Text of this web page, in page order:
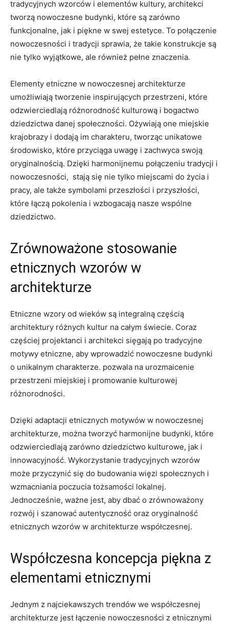
tradycyjnych⁣ wzorców i elementów kultury, ​architekci
⁣tworzą nowoczesne budynki, które są‍ zarówno
funkcjonalne, jak i piękne w swej estetyce. To połączenie
nowoczesności i tradycji sprawia, że takie konstrukcje są
nie‍ tylko wyjątkowe, ‌ale również pełne znaczenia.
Elementy etniczne w nowoczesnej architekturze
umożliwiają tworzenie inspirujących przestrzeni, które
odzwierciedlają różnorodność kulturową i bogactwo
dziedzictwa danej społeczności. Ożywiają one miejskie
krajobrazy i dodają im charakteru, tworząc unikatowe
środowisko, które przyciąga uwagę i zachwyca swoją
oryginalnością. Dzięki harmonijnemu połączeniu tradycji i
nowoczesności, ‌ stają się nie tylko miejscami do życia i
pracy,⁢ ale także symbolami przeszłości i przyszłości,
które łączą pokolenia i wzbogacają nasze⁢ wspólne
dziedzictwo.
Zrównoważone stosowanie
etnicznych wzorów w
⁢architekturze
Etniczne wzory od wieków ‍są​ integralną częścią‌
architektury różnych kultur na całym świecie. Coraz
częściej projektanci i architekci sięgają po‌ tradycyjne
motywy etniczne, aby wprowadzić nowoczesne budynki
o unikalnym charakterze.⁤ ⁤pozwala na urozmaicenie
przestrzeni ⁢miejskiej i promowanie kulturowej
różnorodności.
Dzięki adaptacji etnicznych ⁢motywów w nowoczesnej
architekturze, można tworzyć harmonijne ​budynki, które
odzwierciedlają zarówno dziedzictwo kulturowe, jak i
innowacyjność. Wykorzystanie⁢ tradycyjnych wzorów
może przyczynić się do budowania więzi ⁤społecznych i
wzmacniania poczucia tożsamości lokalnej.
Jednocześnie, ważne jest, aby dbać o zrównoważony
rozwój i szanować autentyczność oraz oryginalność
etnicznych wzorów w architekturze współczesnej.
Współczesna koncepcja piękna z
elementami ⁢etnicznymi
Jednym z najciekawszych trendów we⁣ współczesnej
‌architekturze ⁤jest łączenie nowoczesności z etnicznymi